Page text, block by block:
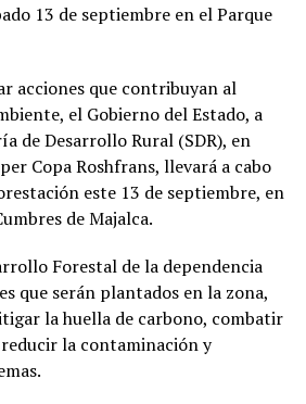
13 de septiembre en el Parque
acciones que contribuyan al
el Gobierno del Estado, a
de Desarrollo Rural (SDR), en
Copa Roshfrans, llevará a cabo
este 13 de septiembre, en
de Majalca.
Forestal de la dependencia
que serán plantados en la zona,
la huella de carbono, combatir
la contaminación y